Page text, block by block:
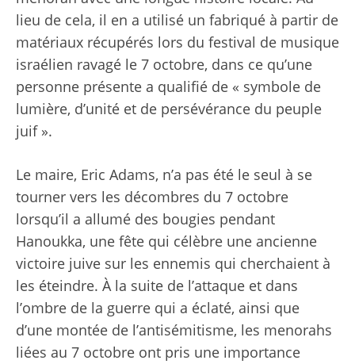
lieu de cela, il en a utilisé un fabriqué à partir de
matériaux récupérés lors du festival de musique
israélien ravagé le 7 octobre, dans ce qu’une
personne présente a qualifié de « symbole de
lumière, d’unité et de persévérance du peuple
juif ».
Le maire, Eric Adams, n’a pas été le seul à se
tourner vers les décombres du 7 octobre
lorsqu’il a allumé des bougies pendant
Hanoukka, une fête qui célèbre une ancienne
victoire juive sur les ennemis qui cherchaient à
les éteindre. À la suite de l’attaque et dans
l’ombre de la guerre qui a éclaté, ainsi que
d’une montée de l’antisémitisme, les menorahs
liées au 7 octobre ont pris une importance